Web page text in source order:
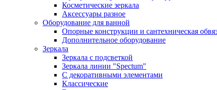
Косметические зеркала
Аксессуары разное
Оборудование для ванной
Опорные конструкции и сантехническая
Дополнительное оборудование
Зеркала
Зеркала с подсветкой
Зеркала линии "Spectum"
С декоративными элементами
Классические